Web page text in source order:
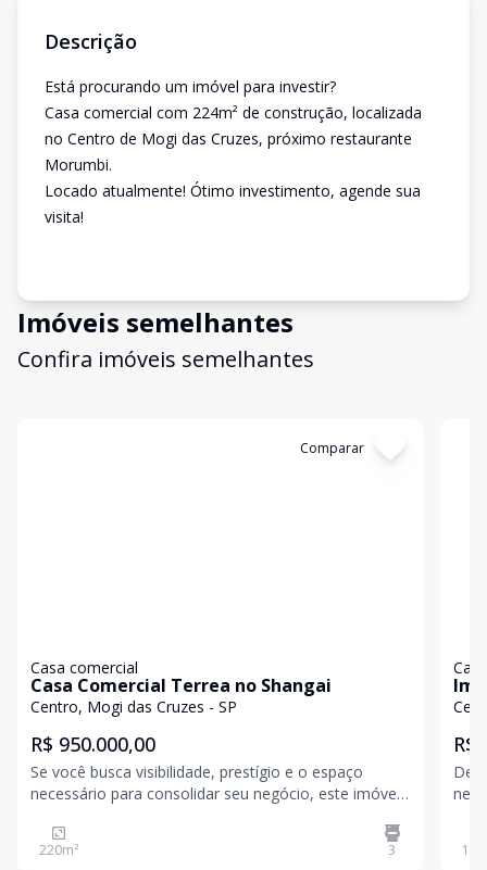
Descrição
Está procurando um imóvel para investir?
Casa comercial com 224m² de construção, localizada
no Centro de Mogi das Cruzes, próximo restaurante
Morumbi.
Locado atualmente! Ótimo investimento, agende sua
visita!
Imóveis semelhantes
Confira imóveis semelhantes
Comparar
Casa comercial
Casa Comercial Terrea no Shangai
Centro, Mogi das Cruzes - SP
R$ 950.000,00
Se você busca visibilidade, prestígio e o espaço
necessário para consolidar seu negócio, este imóvel
procurava. Localizada no coração de Mogi das
Cruzes, esta casa térrea de 3 dormitórios (sendo 1
220m² 3
R$
198